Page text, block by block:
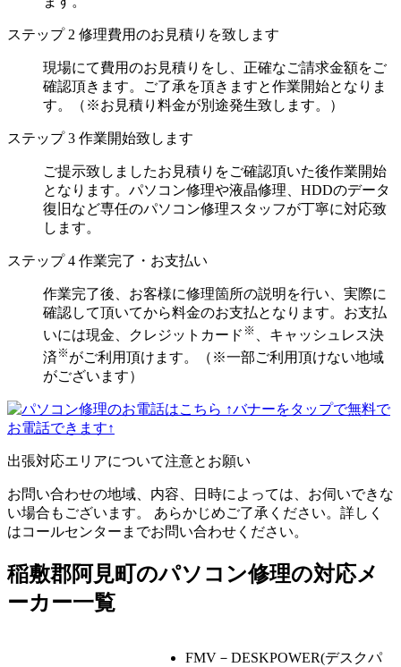
ステップ 2 修理費用のお見積りを致します
現場にて費用のお見積りをし、正確なご請求金額をご
確認頂きます。ご了承を頂きますと作業開始となりま
す。（※お見積り料金が別途発生致します。）
ステップ 3 作業開始致します
ご提示致しましたお見積りをご確認頂いた後作業開始
となります。パソコン修理や液晶修理、HDDのデータ
復旧など専任のパソコン修理スタッフが丁寧に対応致
します。
ステップ 4 作業完了・お支払い
作業完了後、お客様に修理箇所の説明を行い、実際に
確認して頂いてから料金のお支払となります。お支払
いには現金、クレジットカード ※
、キャッシュレス決
済 ※ がご利用頂けます。（※一部ご利用頂けない地域
がございます）
↑バナーをタップで無料で
お電話できます↑
出張対応エリアについて注意とお願い
お問い合わせの地域、内容、日時によっては、お伺いできな
い場合もございます。 あらかじめご了承ください。詳しく
はコールセンターまでお問い合わせください。
稲敷郡阿見町のパソコン修理の対応メ
ーカー一覧
FMV－DESKPOWER(デスクパ